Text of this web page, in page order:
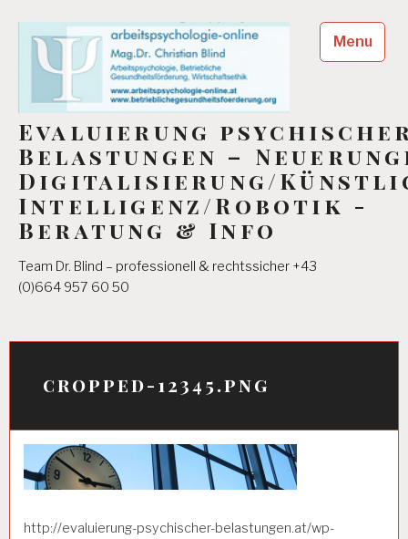
content
Evaluierung
Belastungen –
Digitalisierung/
Intelligenz/Robotik -
Beratung & Info
Team Dr. Blind – professionell & rechtssicher +43
(0)664 957 60 50
Menu
cropped-12345.png
http://evaluierung-psychischer-belastungen.at/wp-